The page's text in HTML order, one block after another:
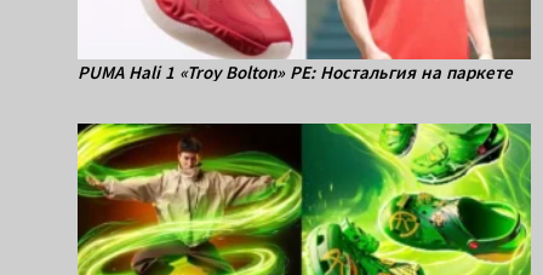
PUMA Hali 1 «Troy Bolton» PE: Ностальгия на паркете